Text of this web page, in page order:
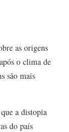
as origens
o clima de
são mais
a distopia
do país